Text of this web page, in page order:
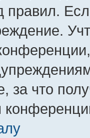
правил.
за что